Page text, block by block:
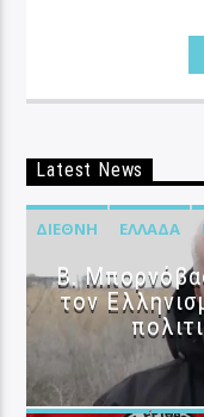
Latest News
ΔΙΕΘΝΉ ΕΛΛΆΔΑ
B.
τον